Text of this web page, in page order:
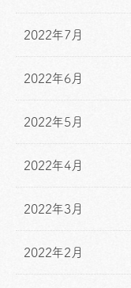
2022年7月
2022年6月
2022年5月
2022年4月
2022年3月
2022年2月